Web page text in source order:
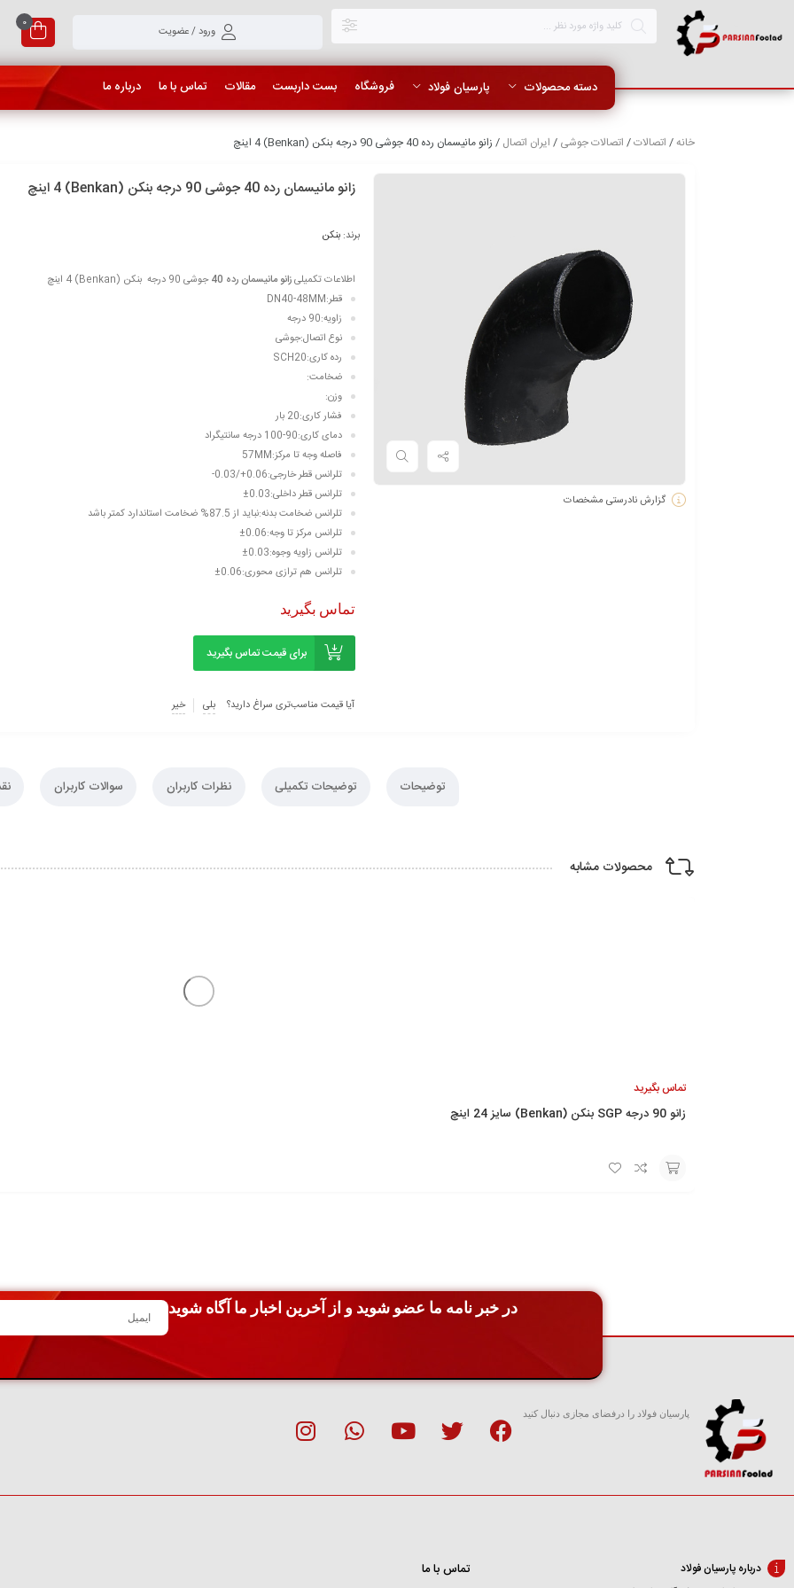
ورود / عضویت
0
دسته محصولات پارسیان فولاد فروشگاه بست داربست مقالات تماس با ما درباره ما
خانه/ اتصالات/ اتصالات جوشی / ایران اتصال / زانو مانیسمان رده 40 جوشی 90 درجه بنکن (Benkan) 4 اینچ
گزارش نادرستی مشخصات
زانو مانیسمان رده 40 جوشی 90 درجه بنکن (Benkan) 4 اینچ
برند:بنکن
اطلاعات تکمیلیزانو مانیسمان رده 40
جوشی 90 درجه بنکن (Benkan) 4 اینچ
قطر:DN40-48MM
زاویه:90 درجه
نوع اتصال:جوشی
رده کاری:SCH20
ضخامت:
وزن:
فشار کاری:20 بار
دمای کاری:90-100 درجه سانتیگراد
فاصله وجه تا مرکز:57MM
تلرانس قطر خارجی:0.06+/0.03-
تلرانس قطر داخلی:0.03±
تلرانس ضخامت بدنه:نباید از 87.5% ضخامت استاندارد کمتر باشد
تلرانس مرکز تا وجه:0.06±
تلرانس زاویه وجوه:0.03±
تلرانس هم ترازی محوری:0.06±
تماس بگیرید
برای قیمت تماس بگیرید
آیا قیمت مناسب‌تری سراغ دارید؟ بلی خیر
توضیحات توضیحات تکمیلی نظرات کاربران سوالات کاربران
محصولات مشابه
تماس بگیرید
زانو 90 درجه SGP بنکن (Benkan) سایز 24 اینچ
در خبر نامه ما عضو شوید و از آخرین اخبار ما آگاه شوید
پارسیان فولاد را درفضای مجازی دنبال کنید
درباره پارسیان فولاد
تماس با ما